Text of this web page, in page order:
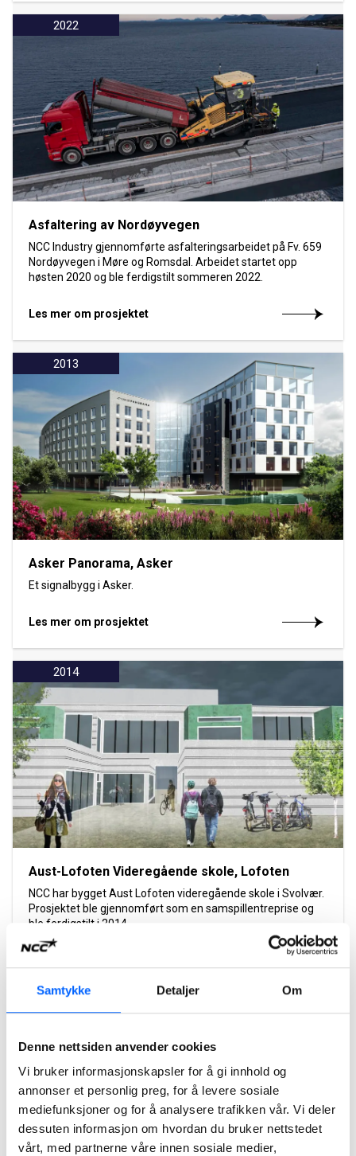
Samtykke Detaljer Om
Denne nettsiden anvender cookies
Vi bruker informasjonskapsler for å gi innhold og
annonser et personlig preg, for å levere sosiale
mediefunksjoner og for å analysere trafikken vår. Vi deler
dessuten informasjon om hvordan du bruker nettstedet
vårt, med partnerne våre innen sosiale medier,
2022
Asfaltering av Nordøyvegen
NCC Industry gjennomførte asfalteringsarbeidet på Fv. 659
Nordøyvegen i Møre og Romsdal. Arbeidet startet opp
høsten 2020 og ble ferdigstilt sommeren 2022.
Les mer om prosjektet
2013
Asker Panorama, Asker
Et signalbygg i Asker.
Les mer om prosjektet
2014
Aust-Lofoten Videregående skole, Lofoten
NCC har bygget Aust Lofoten videregående skole i Svolvær.
Prosjektet ble gjennomført som en samspillentreprise og
ble ferdigstilt i 2014.
2021